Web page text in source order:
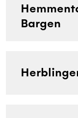
Bargen